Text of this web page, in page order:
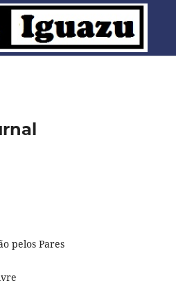
pelos Pares